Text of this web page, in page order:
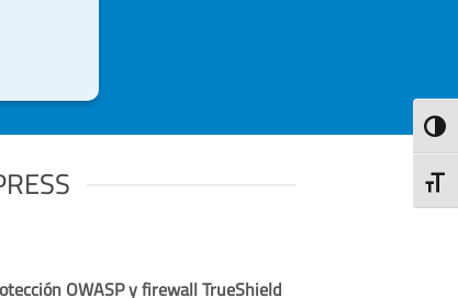
OWASP y firewall TrueShield